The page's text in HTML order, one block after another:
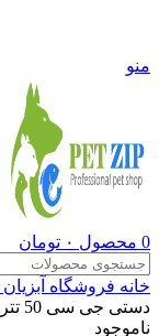
منو
0 محصول ۰ تومان
خانه فروشگاه آبزیان
دستی جی سی 50 تترا تک – Tetratec GC 50
ناموجود